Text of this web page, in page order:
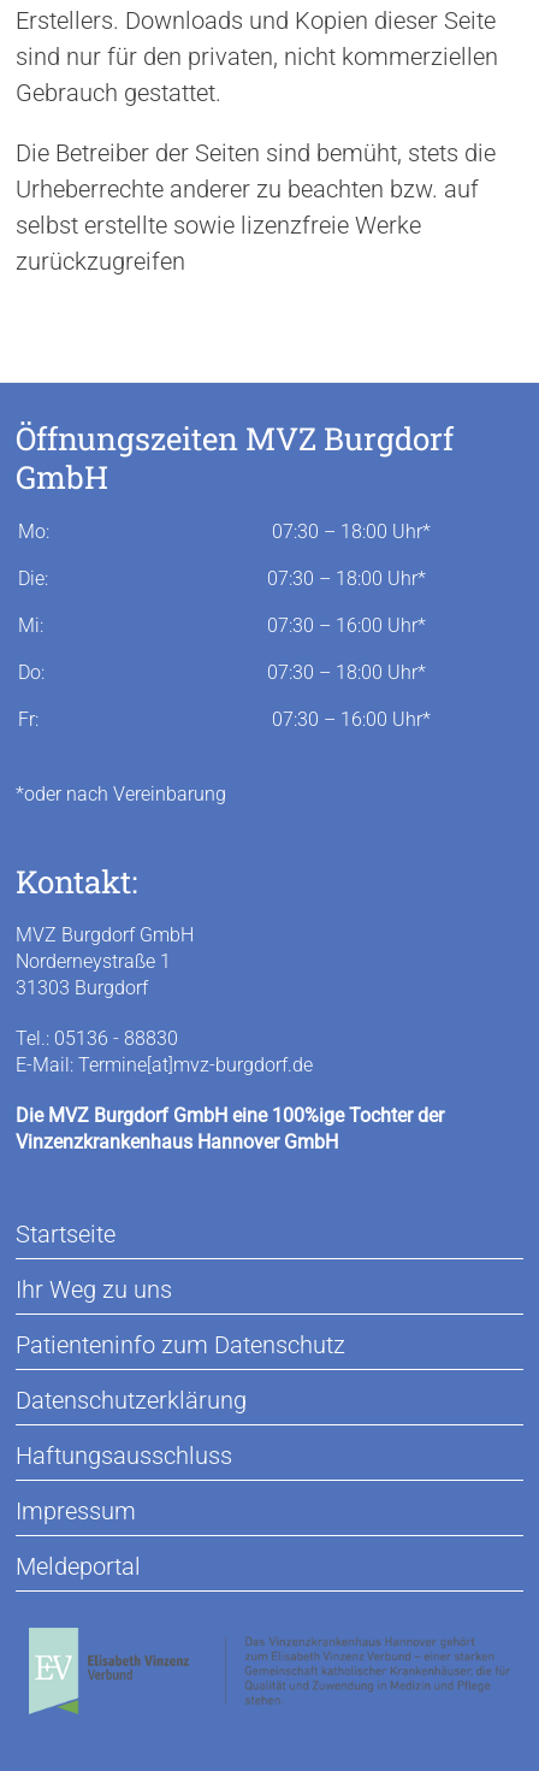
Erstellers. Downloads und Kopien dieser Seite
sind nur für den privaten, nicht kommerziellen
Gebrauch gestattet.
Die Betreiber der Seiten sind bemüht, stets die
Urheberrechte anderer zu beachten bzw. auf
selbst erstellte sowie lizenzfreie Werke
zurückzugreifen
Öffnungszeiten MVZ Burgdorf
GmbH
Mo: 07:30 – 18:00 Uhr*
Die: 07:30 – 18:00 Uhr*
Mi: 07:30 – 16:00 Uhr*
Do: 07:30 – 18:00 Uhr*
Fr: 07:30 – 16:00 Uhr*
*oder nach Vereinbarung
Kontakt:
MVZ Burgdorf GmbH
Norderneystraße 1
31303 Burgdorf
Tel.: 05136 - 88830
E-Mail: Termine[at]mvz-burgdorf.de
Die MVZ Burgdorf GmbH eine 100%ige Tochter der
Vinzenzkrankenhaus Hannover GmbH
Startseite
Ihr Weg zu uns
Patienteninfo zum Datenschutz
Datenschutzerklärung
Haftungsausschluss
Impressum
Meldeportal